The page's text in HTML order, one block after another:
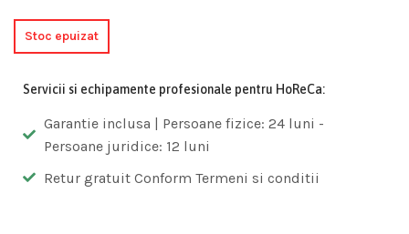
Stoc epuizat
Servicii si echipamente profesionale pentru HoReCa:
Garantie inclusa | Persoane fizice: 24 luni -
Persoane juridice: 12 luni
Retur gratuit Conform Termeni si conditii